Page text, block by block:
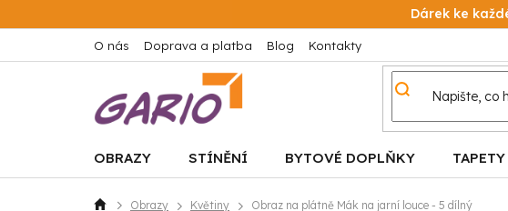
na
Dárek ke
O nás Doprava a platba Blog Kontakty
OBRAZY STÍNĚNÍ BYTOVÉ DOPLŇKY TAPETY
Obrazy Květiny Obraz na plátně Mák na jarní louce - 5 dílný